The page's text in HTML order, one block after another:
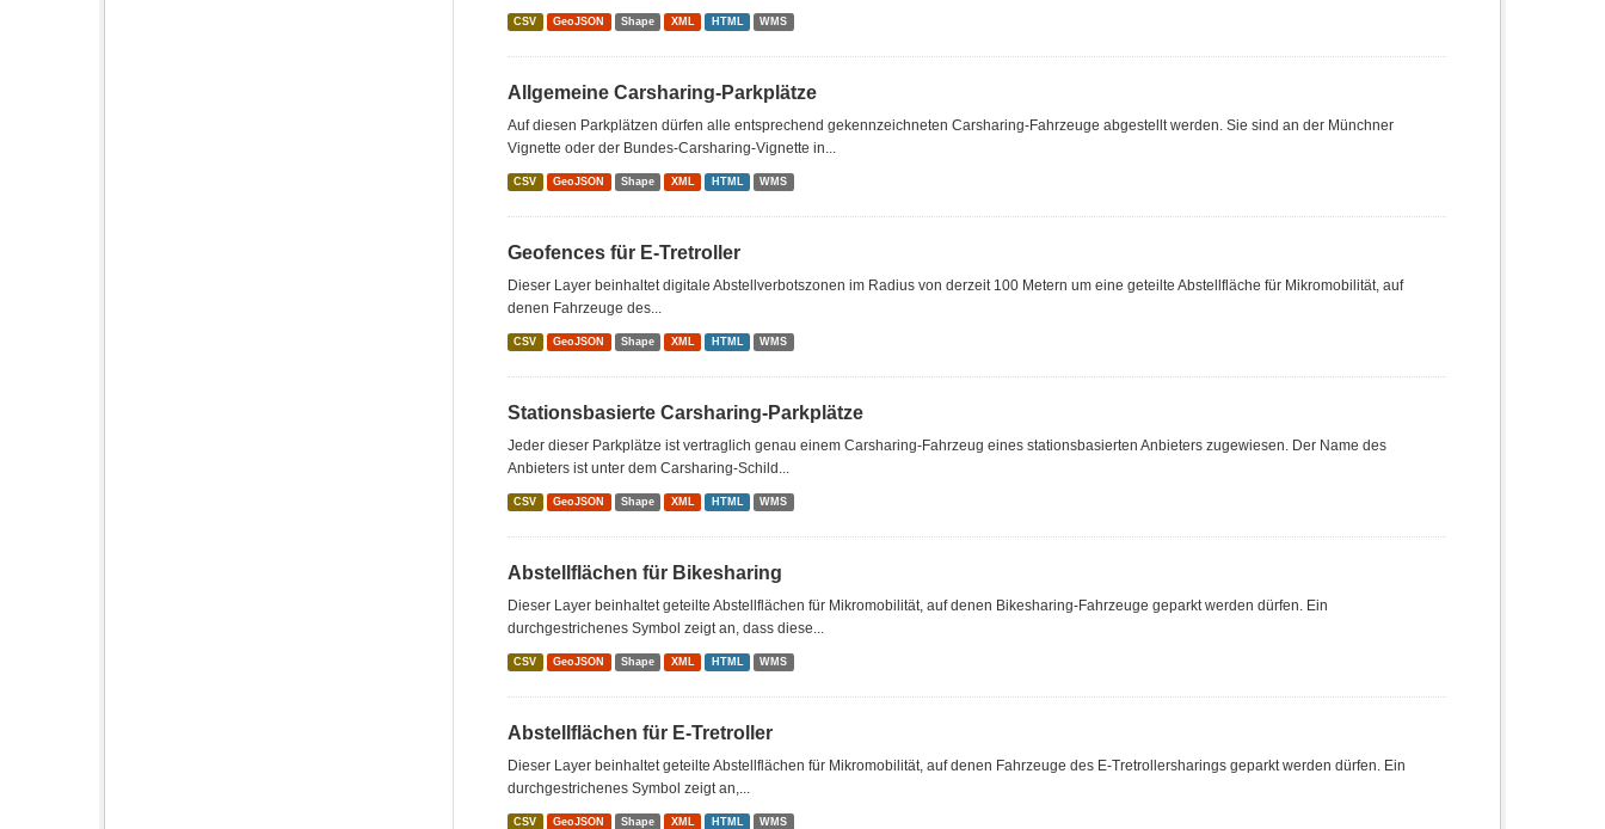
CSV GeoJSON Shape XML HTML WMS
Allgemeine Carsharing-Parkplätze
Auf diesen Parkplätzen dürfen alle entsprechend gekennzeichneten Carsharing-Fahrzeuge abgestellt werden. Sie sind an der Münchner
Vignette oder der Bundes-Carsharing-Vignette in...
CSV GeoJSON Shape XML HTML WMS
Geofences für E-Tretroller
Dieser Layer beinhaltet digitale Abstellverbotszonen im Radius von derzeit 100 Metern um eine geteilte Abstellfläche für Mikromobilität, auf
denen Fahrzeuge des...
CSV GeoJSON Shape XML HTML WMS
Stationsbasierte Carsharing-Parkplätze
Jeder dieser Parkplätze ist vertraglich genau einem Carsharing-Fahrzeug eines stationsbasierten Anbieters zugewiesen. Der Name des
Anbieters ist unter dem Carsharing-Schild...
CSV GeoJSON Shape XML HTML WMS
Abstellflächen für Bikesharing
Dieser Layer beinhaltet geteilte Abstellflächen für Mikromobilität, auf denen Bikesharing-Fahrzeuge geparkt werden dürfen. Ein
durchgestrichenes Symbol zeigt an, dass diese...
CSV GeoJSON Shape XML HTML WMS
Abstellflächen für E-Tretroller
Dieser Layer beinhaltet geteilte Abstellflächen für Mikromobilität, auf denen Fahrzeuge des E-Tretrollersharings geparkt werden dürfen. Ein
durchgestrichenes Symbol zeigt an,...
CSV GeoJSON Shape XML HTML WMS